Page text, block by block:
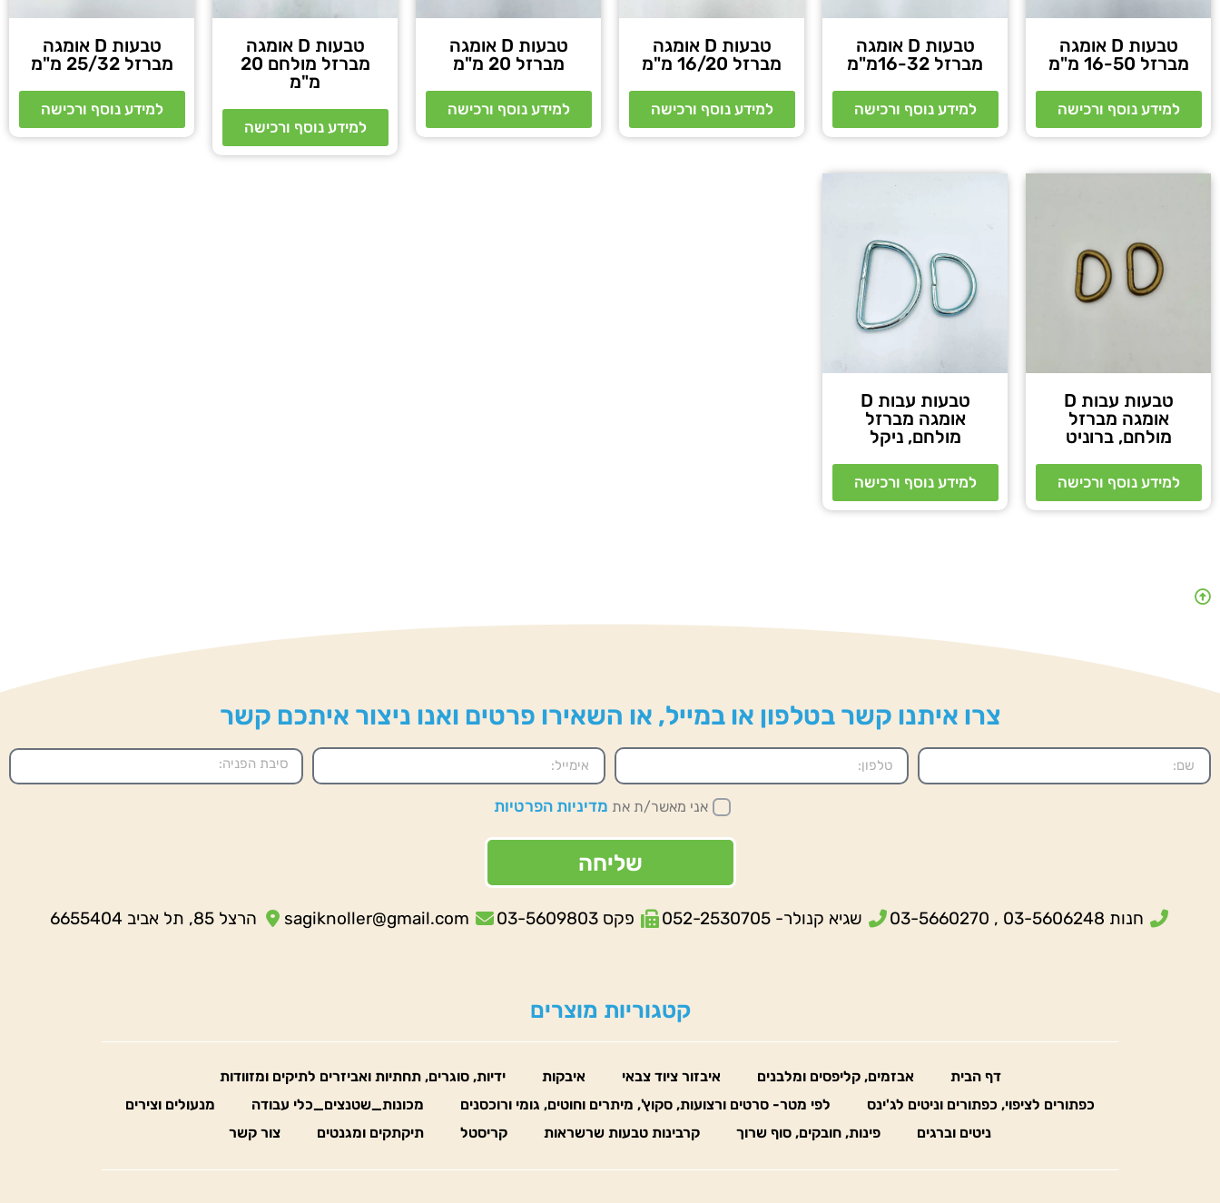
טבעות D אומגה
מברזל 16-50 מ"מ
למידע נוסף ורכישה
טבעות D אומגה
מברזל 16-32מ"מ
למידע נוסף ורכישה
טבעות D אומגה
מברזל 16/20 מ"מ
למידע נוסף ורכישה
טבעות D אומגה
מברזל 20 מ"מ
למידע נוסף ורכישה
טבעות D אומגה
מברזל מולחם 20
מ"מ
למידע נוסף ורכישה
טבעות D אומגה
מברזל 25/32 מ"מ
למידע נוסף ורכישה
טבעות עבות D
אומגה מברזל
מולחם, ברוניט
למידע נוסף ורכישה
טבעות עבות D
אומגה מברזל
מולחם, ניקל
למידע נוסף ורכישה
צרו איתנו קשר בטלפון או במייל, או השאירו פרטים ואנו ניצור איתכם קשר
אני מאשר/ת את מדיניות הפרטיות
שליחה
חנות 03-5606248 , 03-5660270 שגיא קנולר- 052-2530705 פקס 03-5609803 sagiknoller@gmail.com הרצל 85, תל אביב 6655404
קטגוריות מוצרים
דף הבית אבזמים, קליפסים ומלבנים איבזור ציוד צבאי איבקות
ידיות, סוגרים, תחתיות ואביזרים לתיקים ומזוודות
כפתורים לציפוי, כפתורים וניטים לג'ינס
לפי מטר- סרטים ורצועות, סקוץ', מיתרים וחוטים, גומי ורוכסנים מכונות_שטנצים_כלי עבודה
מנעולים וצירים
ניטים וברגים
פינות, חובקים, סוף שרוך קרבינות טבעות שרשראות קריסטל תיקתקים ומגנטים צור קשר